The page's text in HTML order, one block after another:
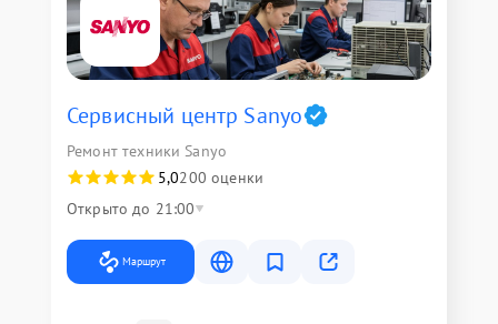
Сервисный центр Sanyo
Ремонт техники Sanyo
5,0200 оценки
Открыто до 21:00
Маршрут